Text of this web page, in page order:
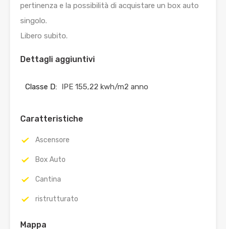
pertinenza e la possibilità di acquistare un box auto
singolo.
Libero subito.
Dettagli aggiuntivi
Classe D: IPE 155,22 kwh/m2 anno
Caratteristiche
Ascensore
Box Auto
Cantina
ristrutturato
Mappa